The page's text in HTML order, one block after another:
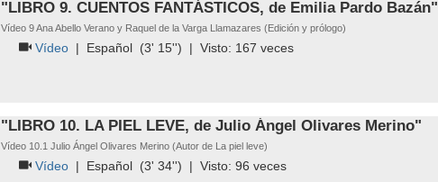
"LIBRO 9. CUENTOS FANTÁSTICOS, de Emilia Pardo Bazán"
Vídeo 9 Ana Abello Verano y Raquel de la Varga Llamazares (Edición y prólogo)
Vídeo| Español(3' 15'') | Visto: 167 veces
"LIBRO 10. LA PIEL LEVE, de Julio Ángel Olivares Merino"
Vídeo 10.1 Julio Ángel Olivares Merino (Autor de La piel leve)
Vídeo| Español(3' 34'') | Visto: 96 veces